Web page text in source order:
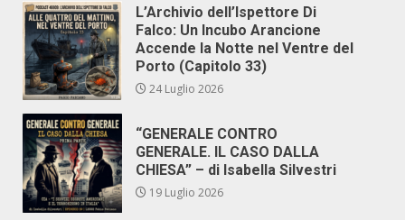
L’Archivio dell’Ispettore Di
Falco: Un Incubo Arancione
Accende la Notte nel Ventre del
Porto (Capitolo 33)
24 Luglio 2026
“GENERALE CONTRO
GENERALE. IL CASO DALLA
CHIESA” – di Isabella Silvestri
19 Luglio 2026